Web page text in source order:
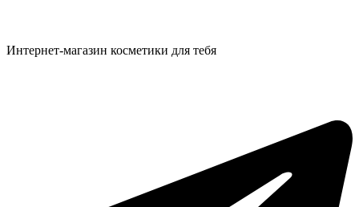
Интернет-магазин косметики для тебя